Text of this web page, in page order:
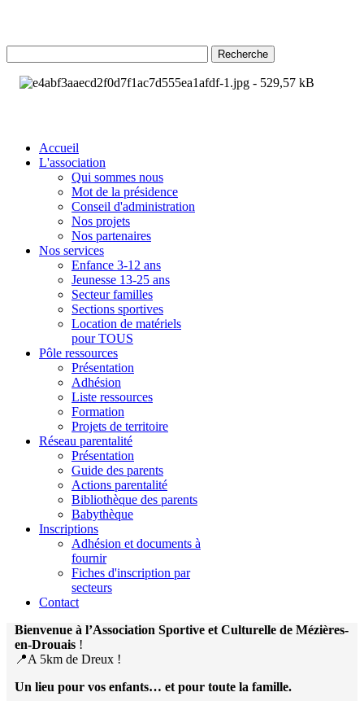
Recherche
Accueil
L'association
Qui sommes nous
Mot de la présidence
Conseil d'administration
Nos projets
Nos partenaires
Nos services
Enfance 3-12 ans
Jeunesse 13-25 ans
Secteur familles
Sections sportives
Location de matériels
pour TOUS
Pôle ressources
Présentation
Adhésion
Liste ressources
Formation
Projets de territoire
Réseau parentalité
Présentation
Guide des parents
Actions parentalité
Bibliothèque des parents
Babythèque
Inscriptions
Adhésion et documents à
fournir
Fiches d'inscription par
secteurs
Contact
Bienvenue à l’Association Sportive et Culturelle de Mézières-
en-Drouais !
📍A 5km de Dreux !
Un lieu pour vos enfants… et pour toute la famille.